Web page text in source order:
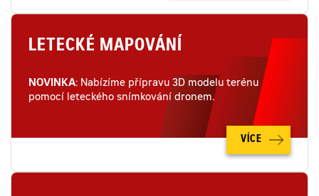
LETECKÉ MAPOVÁNÍ
NOVINKA: Nabízíme přípravu 3D modelu terénu
pomocí leteckého snímkování dronem.
VÍCE